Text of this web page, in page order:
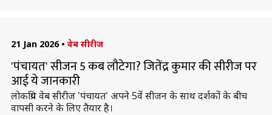
21 Jan 2026 • वेब सीरीज
'पंचायत' सीजन 5 कब लौटेगा? जितेंद्र कुमार की सीरीज पर
आई ये जानकारी
लोकप्रिय वेब सीरीज 'पंचायत' अपने 5वें सीजन के साथ दर्शकों के बीच
वापसी करने के लिए तैयार है।